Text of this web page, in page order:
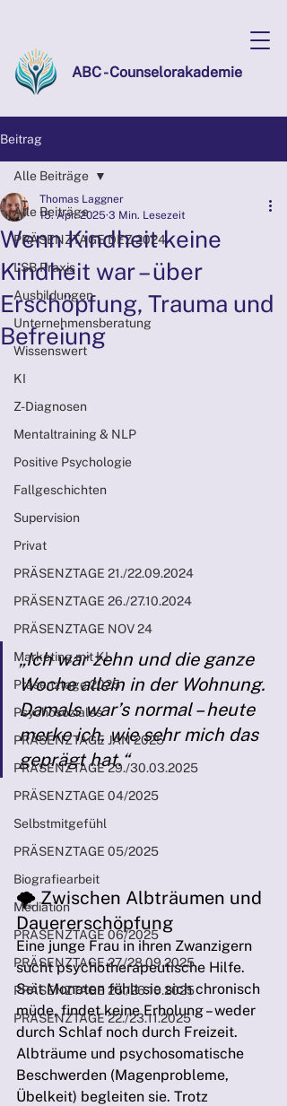
ABC - Counselorakademie
Beitrag
Alle Beiträge
PRÄSENZTAGE DEZ 2024
LSB Praxis
Ausbildungen
Unternehmensberatung
Wissenswert
KI
Z-Diagnosen
Mentaltraining & NLP
Positive Psychologie
Fallgeschichten
Supervision
Privat
PRÄSENZTAGE 21./22.09.2024
PRÄSENZTAGE 26./27.10.2024
PRÄSENZTAGE NOV 24
Marketing mit KI
Präsenztage 2025
Psychosoziales
PRÄSENZTAGE JAN 2025
PRÄSENZTAGE 29./30.03.2025
PRÄSENZTAGE 04/2025
Selbstmitgefühl
PRÄSENZTAGE 05/2025
Biografiearbeit
Mediation
PRÄSENZTAGE 06/2025
PRÄSENZTAGE 27./28.09.2025
PRÄSENZTAGE 25./26.10.2025
PRÄSENZTAGE 22./23.11.2025
Alle Beiträge
Wenn Kindheit keine
Kindheit war – über
Erschöpfung, Trauma und
Befreiung
Thomas Laggner
15. Apr. 2025 3 Min. Lesezeit
„Ich war zehn und die ganze
Woche allein in der Wohnung.
Damals war’s normal – heute
merke ich, wie sehr mich das
geprägt hat.“
🌪️ Zwischen Albträumen und
Dauererschöpfung
Eine junge Frau in ihren Zwanzigern
sucht psychotherapeutische Hilfe.
Seit Monaten fühlt sie sich chronisch
müde, findet keine Erholung – weder
durch Schlaf noch durch Freizeit.
Albträume und psychosomatische
Beschwerden (Magenprobleme,
Übelkeit) begleiten sie. Trotz